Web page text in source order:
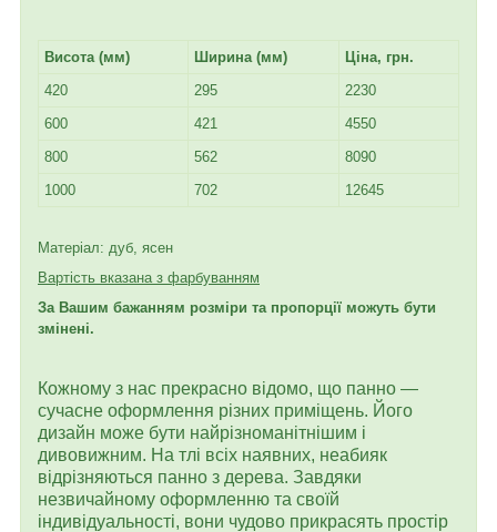
Висота (мм) Ширина (мм)
Ціна, грн.
420
295
2230
600
421
4550
800
562
8090
1000
702 12645
Матеріал: дуб, ясен
Вартість вказана з фарбуванням
За Вашим бажанням розміри та пропорції можуть бути
змінені.
Кожному з нас прекрасно відомо, що панно —
сучасне оформлення різних приміщень. Його
дизайн може бути найрізноманітнішим і
дивовижним. На тлі всіх наявних, неабияк
відрізняються панно з дерева. Завдяки
незвичайному оформленню та своїй
індивідуальності, вони чудово прикрасять простір